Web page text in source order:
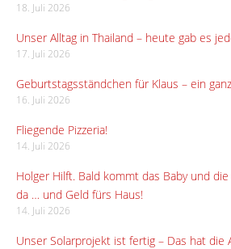
18. Juli 2026
Unser Alltag in Thailand – heute gab es
17. Juli 2026
Geburtstagsständchen für Klaus – ein
16. Juli 2026
Fliegende Pizzeria!
14. Juli 2026
Holger Hilft. Bald kommt das Baby und
da … und Geld fürs Haus!
14. Juli 2026
Unser Solarprojekt ist fertig – Das hat die